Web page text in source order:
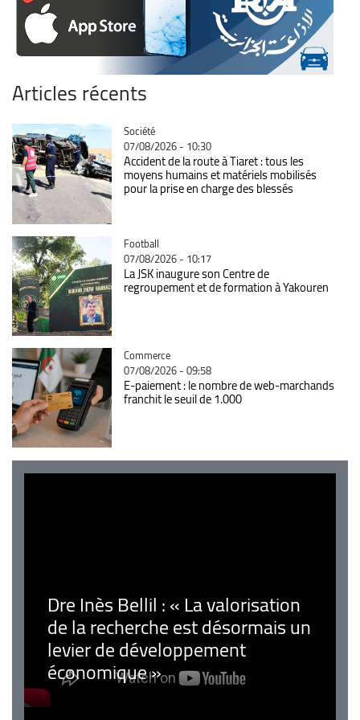
Articles récents
Catégorie
Société
07/08/2026 - 10:30
Accident de la route à Tiaret : tous les
moyens humains et matériels mobilisés
pour la prise en charge des blessés
Catégorie
Football
07/08/2026 - 10:17
La JSK inaugure son Centre de
regroupement et de formation à Yakouren
Catégorie
Commerce
07/08/2026 - 09:58
E-paiement : le nombre de web-marchands
franchit le seuil de 1.000
Dre Inès Bellil : « La valorisation
de la recherche est désormais un
levier de développement
économique »